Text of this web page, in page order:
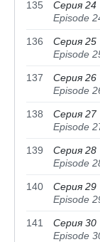
135
Серия 24
Episode
136
Серия 25
Episode
137
Серия 26
Episode
138
Серия 27
Episode
139
Серия 28
Episode
140
Серия 29
Episode
141
Серия 30
Episode